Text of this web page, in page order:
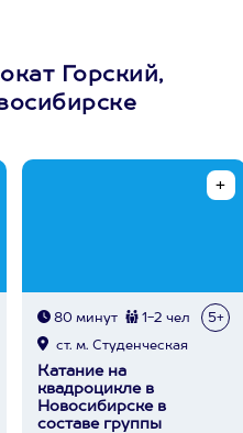
Горский,
80 минут 1-2 чел 5+
ст. м. Студенческая
Катание на
квадроцикле в
Новосибирске в
составе группы